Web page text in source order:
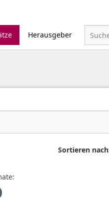
Herausgeber
Sortieren nach